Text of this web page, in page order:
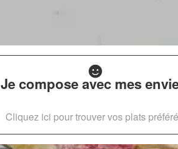
Je compose avec mes
Cliquez ici pour trouver vos plats